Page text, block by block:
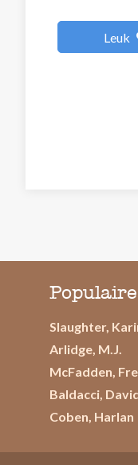
Leuk
Slaughter,
Arlidge, M.J.
McFadden,
Baldacci,
Coben, Harlan